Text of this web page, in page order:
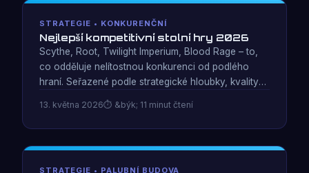
STRATEGIE • KONKURENČNÍ
Nejlepší kompetitivní stolní hry 2026
Scythe, Root, Twilight Imperium, Blood Rage – to,
co odděluje nelítostnou konkurenci od podlého
hraní. Seřazené podle strategické hloubky, kvality
13. května 2026 &býk; 11 minut čtení
STRATEGIE • PALUBNÍ BUDOVA